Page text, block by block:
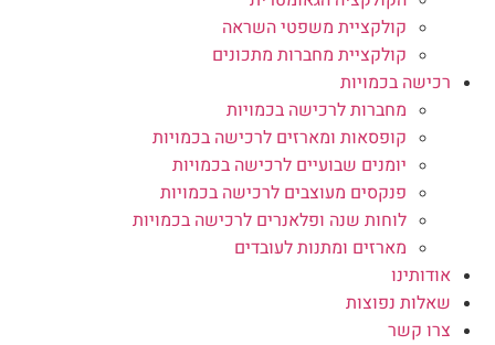
קולקציית משפטי השראה
קולקציית מחברות מתכונים
רכישה בכמויות
מחברות לרכישה בכמויות
קופסאות ומארזים לרכישה בכמויות
יומנים שבועיים לרכישה בכמויות
פנקסים מעוצבים לרכישה בכמויות
לוחות שנה ופלאנרים לרכישה בכמויות
מארזים ומתנות לעובדים
אודותינו
שאלות נפוצות
צרו קשר